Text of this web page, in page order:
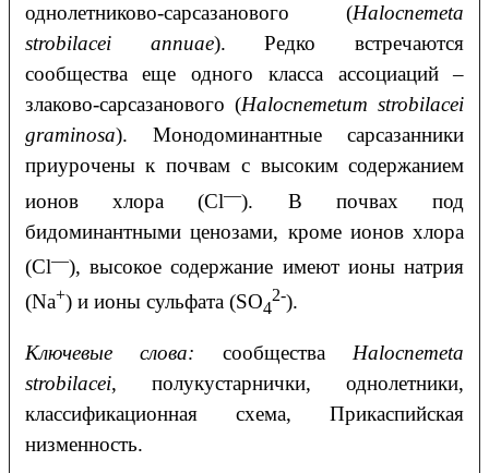
однолетниково-сарсазанового (Halocnemeta
strobilacei annuae). Редко встречаются
сообщества еще одного класса ассоциаций ‒
злаково-сарсазанового (Halocnemetum strobilacei
graminosa). Монодоминантные сарсазанники
приурочены к почвам с высоким содержанием
ионов хлора (Cl—). В почвах под
бидоминантными ценозами, кроме ионов хлора
(Cl—), высокое содержание имеют ионы натрия
(Na+) и ионы сульфата (SO4
2-).
Ключевые слова: сообщества Halocnemeta
strobilacei, полукустарнички, однолетники,
классификационная схема, Прикаспийская
низменность.